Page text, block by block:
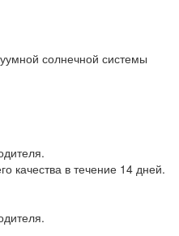
качества в течение 14 дней.